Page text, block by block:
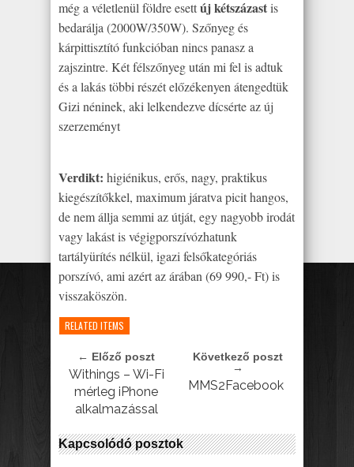
még a véletlenül földre esettúj kétszázastis
bedarálja (2000W/350W). Szőnyeg és
kárpittisztító funkcióban nincs panasz a
zajszintre. Két félszőnyeg után mi fel is adtuk
és a lakás többi részét előzékenyen átengedtük
Gizi néninek, aki lelkendezve dícsérte az új
szerzeményt
Verdikt: higiénikus, erős, nagy, praktikus
kiegészítőkkel, maximum járatva picit hangos,
de nem állja semmi az útját, egy nagyobb irodát
vagy lakást is végigporszívózhatunk
tartályürítés nélkül, igazi felsőkategóriás
porszívó, ami azért az árában (69 990,- Ft) is
visszaköszön.
RELATED ITEMS
← Előző poszt
Withings – Wi-Fi
mérleg iPhone
alkalmazással
Következő poszt
→
MMS2Facebook
Kapcsolódó posztok